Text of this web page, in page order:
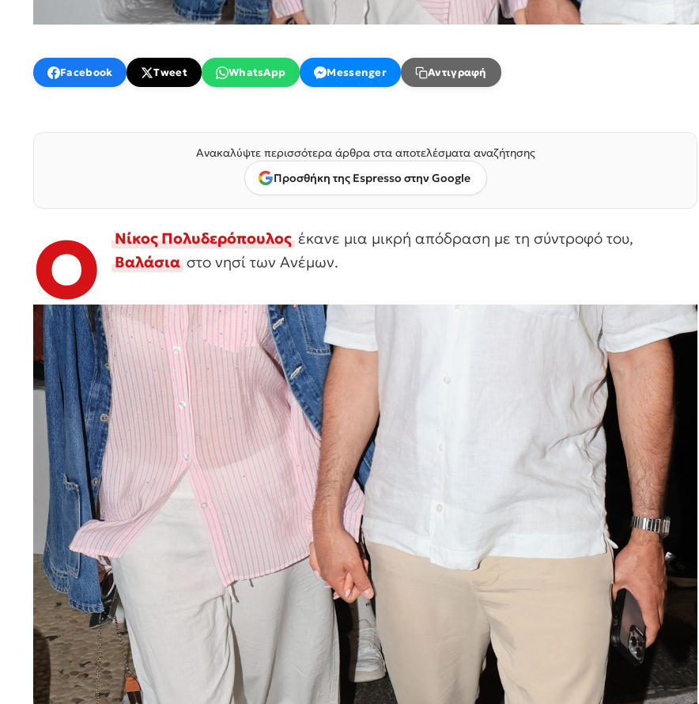
Facebook Tweet WhatsApp Messenger Αντιγραφή
Ανακαλύψτε περισσότερα άρθρα στα αποτελέσματα αναζήτησης
Προσθήκη της Espresso στην Google
Ο Νίκος Πολυδερόπουλοςέκανε μια μικρή απόδραση με τη σύντροφό του,
Βαλάσιαστο νησί των Ανέμων.